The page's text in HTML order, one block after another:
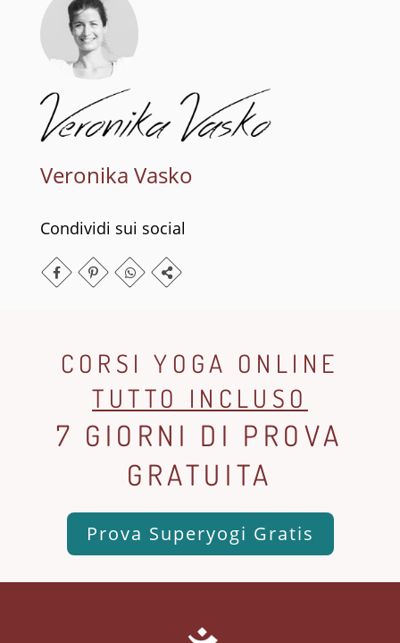
Veronika Vasko
Condividi sui social
CORSI YOGA ONLINE
TUTTO INCLUSO
7 GIORNI DI PROVA
GRATUITA
Prova Superyogi Gratis